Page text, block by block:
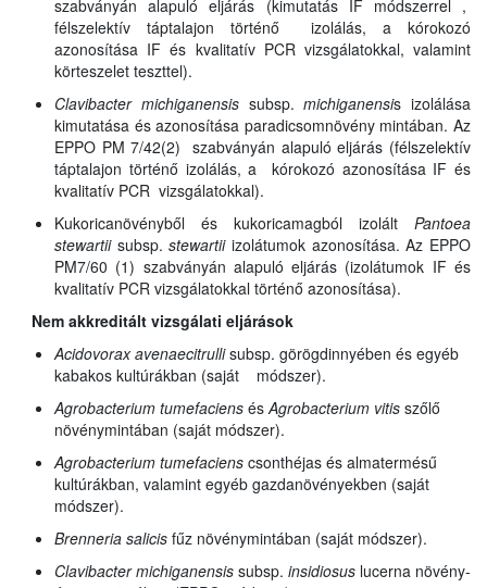
szabványán alapuló eljárás (kimutatás IF módszerrel ,
félszelektív táptalajon történő izolálás, a kórokozó
azonosítása IF és kvalitatív PCR vizsgálatokkal, valamint
körteszelet teszttel).
Clavibacter michiganensissubsp.michiganensis izolálása
kimutatása és azonosítása paradicsomnövény mintában. Az
EPPO PM 7/42(2) szabványán alapuló eljárás (félszelektív
táptalajon történő izolálás, a kórokozó azonosítása IF és
kvalitatív PCR vizsgálatokkal).
Kukoricanövényből és kukoricamagból izolált Pantoea
stewartii subsp. stewartiiizolátumok azonosítása. Az EPPO
PM7/60 (1) szabványán alapuló eljárás (izolátumok IF és
kvalitatív PCR vizsgálatokkal történő azonosítása).
Nem akkreditált vizsgálati eljárások
Acidovorax avenaecitrullisubsp. görögdinnyében és egyéb
kabakos kultúrákban (saját módszer).
Agrobacterium tumefaciens ésAgrobacterium vitis szőlő
növénymintában (saját módszer).
Agrobacterium tumefaciens csonthéjas és almatermésű
kultúrákban, valamint egyéb gazdanövényekben (saját
módszer).
Brenneria salicis fűz növénymintában (saját módszer).
Clavibacter michiganensis subsp. insidiosus lucerna növény-